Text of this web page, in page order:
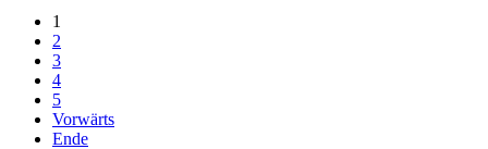
1
2
3
4
5
Vorwärts
Ende